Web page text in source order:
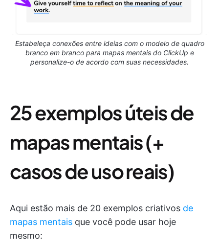
Estabeleça conexões entre ideias com o modelo de quadro
branco em branco para mapas mentais do ClickUp e
personalize-o de acordo com suas necessidades.
25 exemplos úteis de
mapas mentais (+
casos de uso reais)
Aqui estão mais de 20 exemplos criativos de
mapas mentais que você pode usar hoje
mesmo: